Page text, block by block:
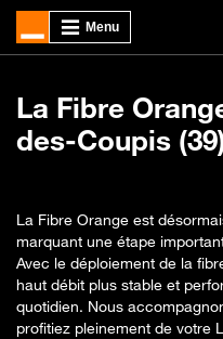
La Fibre
des-Coupis
La Fibre Orange est
marquant une étape
Avec le déploiement de la
haut débit plus stable et
quotidien. Nous
profitiez pleinement de votre